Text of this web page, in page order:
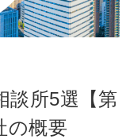
談所5選【第
の概要